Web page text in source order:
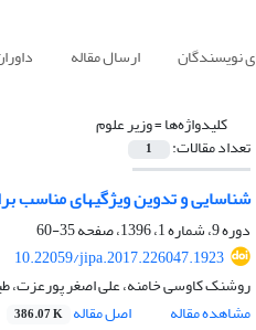
نویسندگان ارسال مقاله
کلیدواژه‌ها =وزیر علوم
تعداد مقالات: 1
شناسایی و تدوین ویژگی‎های مناسب برای احراز شایستگی وزیر علوم، تحقیقات و فناوری
دوره 9، شماره 1، 1396، صفحه
35-60
10.22059/jipa.2017.226047.1923
روشنک کاوسی خامنه، علی اصغر پورعزت،
مشاهده مقاله
اصل مقاله 386.07 K